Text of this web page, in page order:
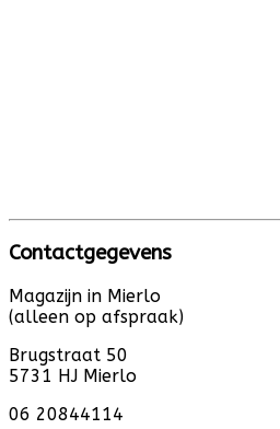
Contactgegevens
Magazijn in Mierlo
(alleen op afspraak)
Brugstraat 50
5731 HJ Mierlo
06 20844114